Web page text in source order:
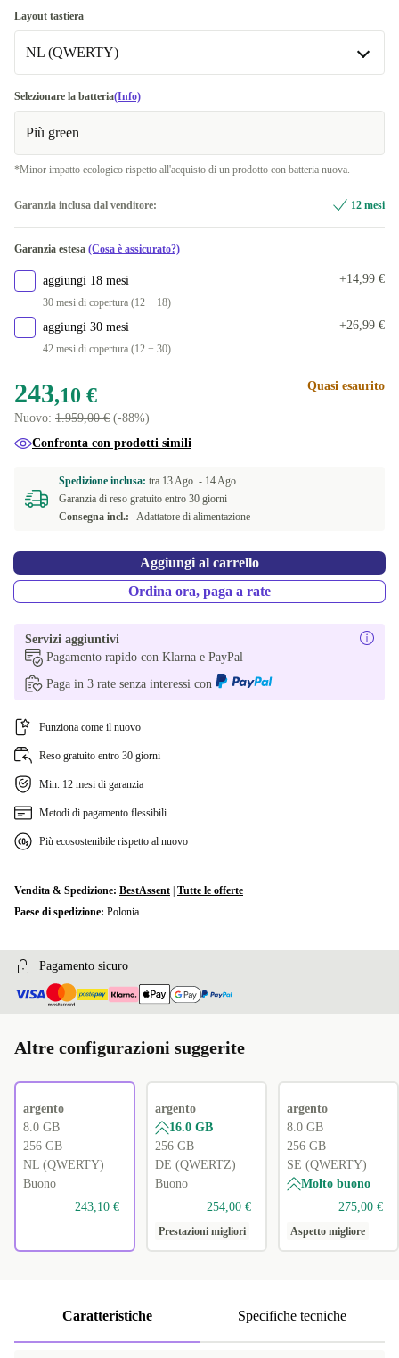
256 GB
Disponibile in altre combinazioni
512 GB
2000 GB
4000 GB +574,87 €
Layout tastiera
NL (QWERTY)
FI (QWERTY)
NL (QWERTY)
SE (QWERTY) +49,44 €
ES (QWERTY)
GR (QWERTY)
BE (AZERTY)
US (QWERTY)
IT (QWERTY)
Disponibile in altre combinazioni
NO (QWERTY) +66,89 €
PT (QWERTY) +80,89 €
CZ (QWERTZ)
UK (QWERTY)
Selezionare la batteria(Info)
Più green
*Minor impatto ecologico rispetto all'acquisto di un prodotto con batteria nuova.
Garanzia inclusa dal venditore: 12 mesi
Garanzia estesa (Cosa è assicurato?)
aggiungi 18 mesi
30 mesi di copertura (12 + 18)
+14,99 €
aggiungi 30 mesi
42 mesi di copertura (12 + 30)
+26,99 €
243,10 €
Nuovo: 1.959,00 € (-88%)
Quasi esaurito
Confronta con prodotti simili
Spedizione inclusa: tra 13 Ago. - 14 Ago.
Garanzia di reso gratuito entro 30 giorni
Consegna incl.:
Adattatore di alimentazione
Aggiungi al carrello
Ordina ora, paga a rate
Servizi aggiuntivi
Pagamento rapido con Klarna e PayPal
Paga in 3 rate senza interessi con
Funziona come il nuovo
Reso gratuito entro 30 giorni
Min. 12 mesi di garanzia
Metodi di pagamento flessibili
Più ecosostenibile rispetto al nuovo
Vendita & Spedizione: BestAssent Tutte le offerte
Paese di spedizione: Polonia
Pagamento sicuro
Altre configurazioni suggerite
argento
8.0 GB
256 GB
NL (QWERTY)
Buono
243,10 €
argento
16.0 GB
256 GB
DE (QWERTZ)
Buono
254,00 €
Prestazioni migliori
argento
8.0 GB
256 GB
SE (QWERTY)
Molto buono
275,00 €
Aspetto migliore
Caratteristiche Specifiche tecniche